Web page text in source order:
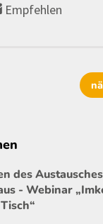
Empfehlen
des
- Webinar